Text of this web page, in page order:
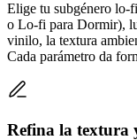
Elige tu subgénero
o Lo-fi para Dormir),
vinilo, la textura
Cada parámetro da
Refina la textura